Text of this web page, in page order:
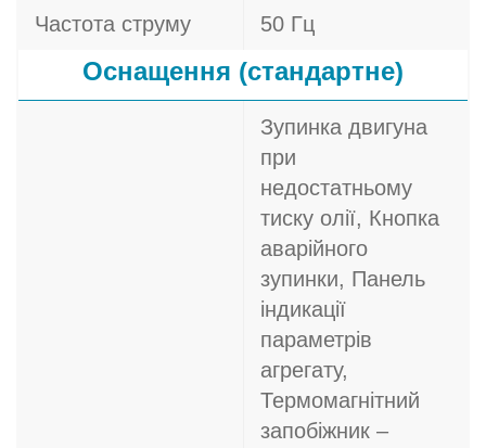
Частота струму 50 Гц
Оснащення (стандартне)
Зупинка двигуна
при
недостатньому
тиску олії, Кнопка
аварійного
зупинки, Панель
індикації
параметрів
агрегату,
Термомагнітний
запобіжник –